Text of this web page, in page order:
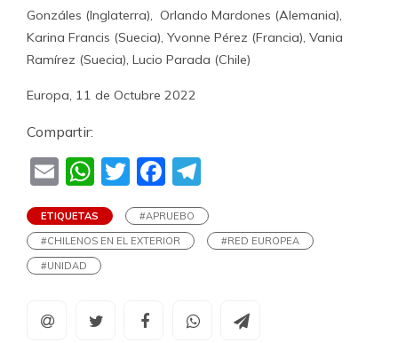
Gonzáles (Inglaterra), Orlando Mardones (Alemania),
Karina Francis (Suecia), Yvonne Pérez (Francia), Vania
Ramírez (Suecia), Lucio Parada (Chile)
Europa, 11 de Octubre 2022
Compartir:
EmailWhatsApp
TwitterFacebook
ETIQUETAS
#APRUEBO
#CHILENOS EN EL EXTERIOR
#RED EUROPEA
#UNIDAD